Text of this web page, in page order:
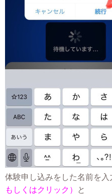
体験申し込みをした名前を入
もしくはクリック）
と